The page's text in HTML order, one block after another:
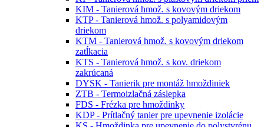
KIM - Tanierová hmož. s kovovým driekom
KTP - Tanierová hmož. s polyamidovým
driekom
KTM - Tanierová hmož. s kovovým driekom
zatĺkacia
KTS - Tanierová hmož. s kov. driekom
zakrúcaná
DYSK - Tanierik pre montáž hmoždiniek
ZTB - Termoizlačná záslepka
FDS - Frézka pre hmoždinky
KDP - Prítlačný tanier pre upevnenie izolácie